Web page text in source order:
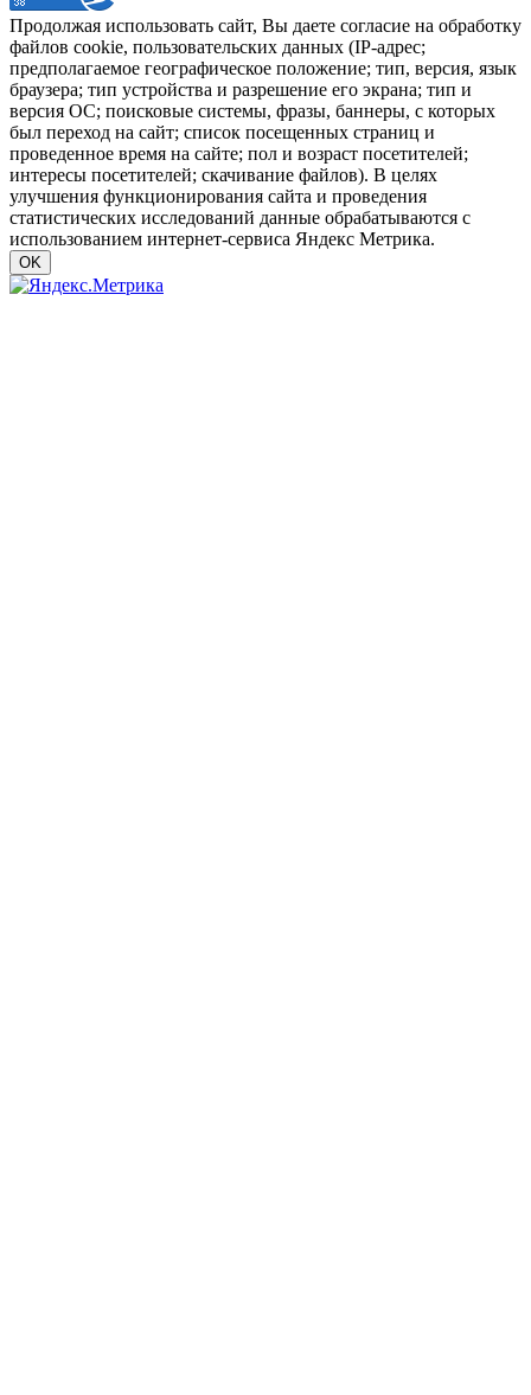
Продолжая использовать сайт, Вы даете согласие на обработку
файлов cookie, пользовательских данных (IP-адрес;
предполагаемое географическое положение; тип, версия, язык
браузера; тип устройства и разрешение его экрана; тип и
версия ОС; поисковые системы, фразы, баннеры, с которых
был переход на сайт; список посещенных страниц и
проведенное время на сайте; пол и возраст посетителей;
интересы посетителей; скачивание файлов). В целях
улучшения функционирования сайта и проведения
статистических исследований данные обрабатываются с
использованием интернет-сервиса Яндекс Метрика.
OK